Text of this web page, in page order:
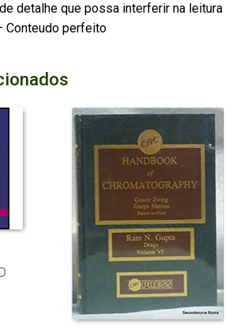
detalhe que possa interferir na leitura
Conteudo perfeito